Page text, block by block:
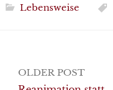
Lebensweise
Post
OLDER POST